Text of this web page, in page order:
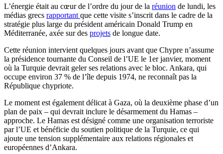
L’énergie était au cœur de l’ordre du jour de la réunion de lundi, les
médias grecs rapportant que cette visite s’inscrit dans le cadre de la
stratégie plus large du président américain Donald Trump en
Méditerranée, axée sur des projets de longue date.
Cette réunion intervient quelques jours avant que Chypre n’assume
la présidence tournante du Conseil de l’UE le 1er janvier, moment
où la Turquie devrait geler ses relations avec le bloc. Ankara, qui
occupe environ 37 % de l’île depuis 1974, ne reconnaît pas la
République chypriote.
Le moment est également délicat à Gaza, où la deuxième phase d’un
plan de paix – qui devrait inclure le désarmement du Hamas –
approche. Le Hamas est désigné comme une organisation terroriste
par l’UE et bénéficie du soutien politique de la Turquie, ce qui
ajoute une tension supplémentaire aux relations régionales et
européennes d’Ankara.